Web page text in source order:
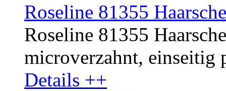
Roseline 81355
Roseline 81355
microverzahnt, einseitig
Details ++